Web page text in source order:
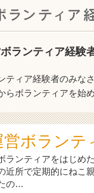
ランティア経験
ティア経験者のみな
らボランティアを始
営ボラン
ボランティアをはじめ
近所で定期的にねこ
の…